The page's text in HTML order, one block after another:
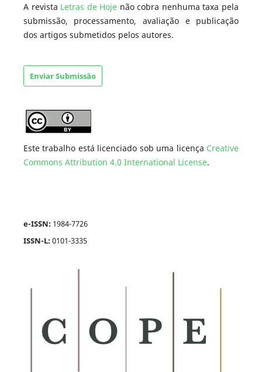
A revista Letras de Hoje não cobra nenhuma taxa pela
submissão, processamento, avaliação e publicação
dos artigos submetidos pelos autores.
Enviar Submissão
Este trabalho está licenciado sob uma licença Creative
Commons Attribution 4.0 International License.
e-ISSN: 1984-7726
ISSN-L:0101-3335